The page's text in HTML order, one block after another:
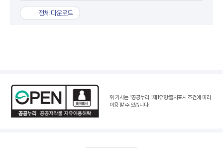
전체 다운로드
위 기사는 "공공누리"제1유형:출처표시 조건에 따라
이용 할 수 있습니다.